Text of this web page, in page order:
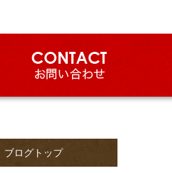
ブログトップ